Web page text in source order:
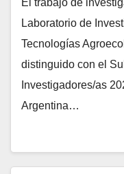
El trabajo de
Laboratorio de
Tecnologías
distinguido con el
Investigadores/as
Argentina…